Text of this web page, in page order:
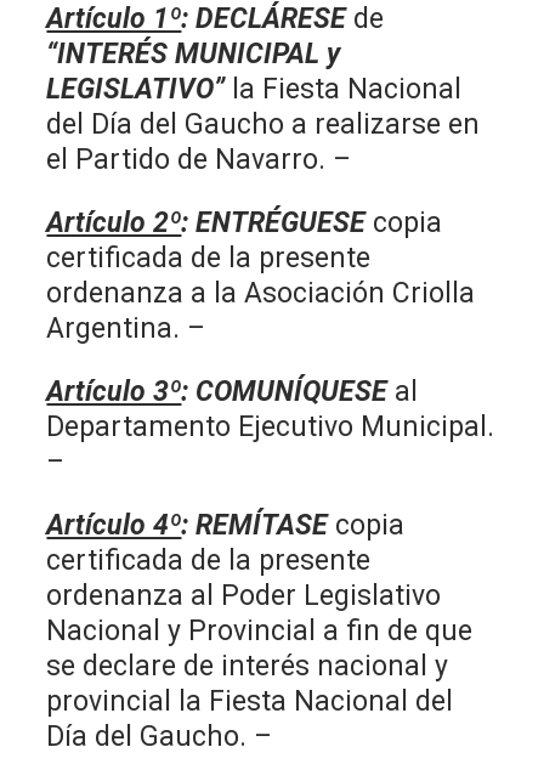
Artículo 1º: DECLÁRESE de
“INTERÉS MUNICIPAL y
LEGISLATIVO”la Fiesta Nacional
del Día del Gaucho a realizarse en
el Partido de Navarro. –
Artículo 2º: ENTRÉGUESE copia
certificada de la presente
ordenanza a la Asociación Criolla
Argentina. –
Artículo 3º: COMUNÍQUESE al
Departamento Ejecutivo Municipal.
–
Artículo 4º: REMÍTASE copia
certificada de la presente
ordenanza al Poder Legislativo
Nacional y Provincial a fin de que
se declare de interés nacional y
provincial la Fiesta Nacional del
Día del Gaucho. –